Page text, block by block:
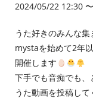
2024/05/22 12:30
うた好きのみんな集
mystaを始めて2年
開催します
下手でも音痴でも
うた動画を投稿し